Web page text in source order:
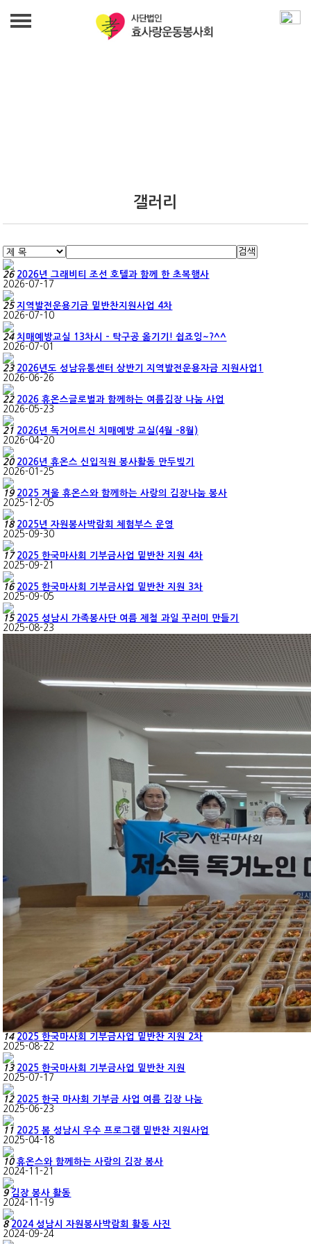
오시는 길
노인여가문화사업
푸드뱅크사업
갤러리
후원 문의
후원 문의
재정보고
재정보고
갤러리
검색
26 2026년 그래비티 조선 호텔과 함께 한 초복행사
2026-07-17
25 지역발전운용기금 밑반찬지원사업 4차
2026-07-10
24 치매예방교실 13차시 - 탁구공 옮기기! 쉽죠잉~?^^
2026-07-01
23 2026년도 성남유통센터 상반기 지역발전운용자금 지원사업1
2026-06-26
22 2026 휴온스글로벌과 함께하는 여름김장 나눔 사업
2026-05-23
21 2026년 독거어르신 치매예방 교실(4월 -8월)
2026-04-20
20 2026년 휴온스 신입직원 봉사활동 만두빚기
2026-01-25
19 2025 겨울 휴온스와 함께하는 사랑의 김장나눔 봉사
2025-12-05
18 2025년 자원봉사박람회 체험부스 운영
2025-09-30
17 2025 한국마사회 기부금사업 밑반찬 지원 4차
2025-09-21
16 2025 한국마사회 기부금사업 밑반찬 지원 3차
2025-09-05
15 2025 성남시 가족봉사단 여름 제철 과일 꾸러미 만들기
2025-08-23
14 2025 한국마사회 기부금사업 밑반찬 지원 2차
2025-08-22
13 2025 한국마사회 기부금사업 밑반찬 지원
2025-07-17
12 2025 한국 마사회 기부금 사업 여름 김장 나눔
2025-06-23
11 2025 봄 성남시 우수 프로그램 밑반찬 지원사업
2025-04-18
10 휴온스와 함께하는 사랑의 김장 봉사
2024-11-21
9 김장 봉사 활동
2024-11-19
8 2024 성남시 자원봉사박람회 활동 사진
2024-09-24